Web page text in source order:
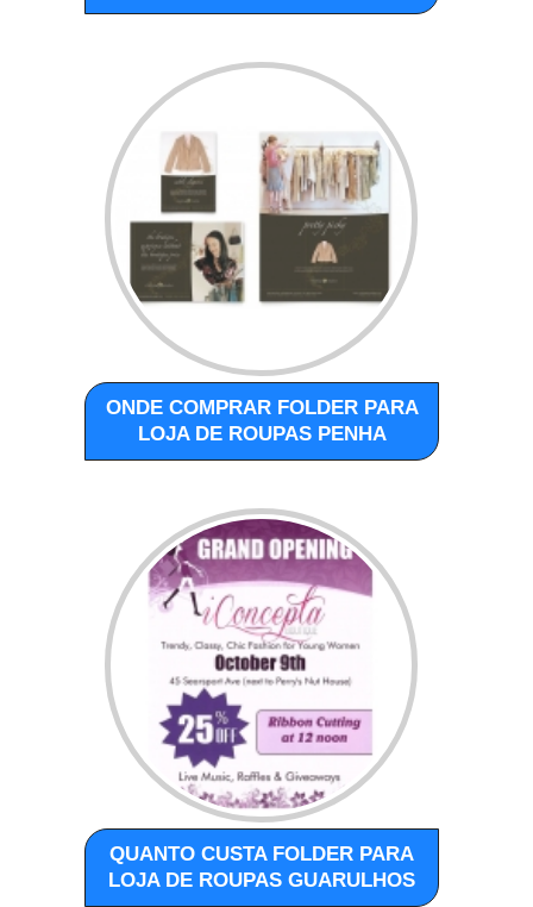
ONDE COMPRAR FOLDER PARA
LOJA DE ROUPAS PENHA
QUANTO CUSTA FOLDER PARA
LOJA DE ROUPAS GUARULHOS